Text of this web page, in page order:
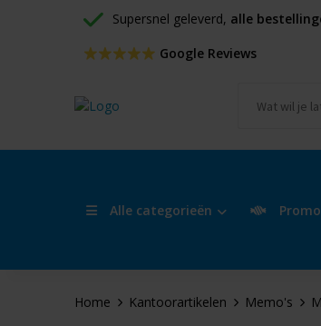
Supersnel geleverd, alle
Google Reviews
Alle categorieën
Home Kantoorartikelen Memo's